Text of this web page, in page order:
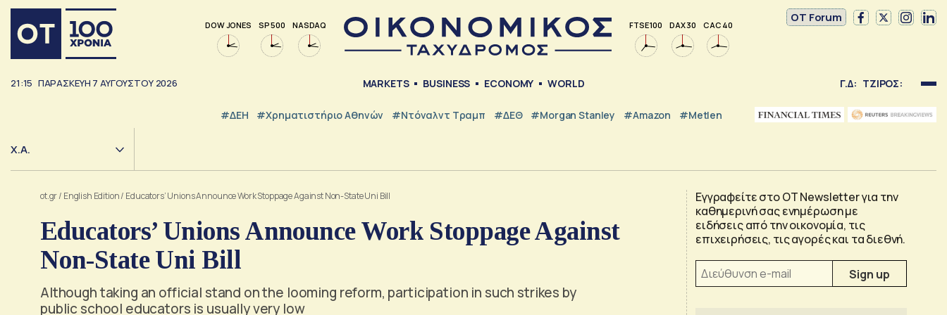
DOW JONES SP 500 NASDAQ FTSE 100 DAX 30 CAC 40
OT Forum
21:16 ΠΑΡΑΣΚΕΥΉ 7 ΑΥΓΟΎΣΤΟΥ 2026 MARKETS BUSINESS ECONOMY WORLD Γ.Δ: ΤΖΙΡΟΣ:
#ΔΕΗ #Χρηματιστήριο Αθηνών #Ντόναλντ Τραμπ #ΔΕΘ #Morgan Stanley #Amazon #Metlen
Χ.Α.
ot.gr/ English Edition/ Educators’ Unions Announce Work Stoppage Against Non-State Uni Bill
Educators’ Unions Announce Work Stoppage Against
Non-State Uni Bill
Although taking an official stand on the looming reform, participation in such strikes by
public school educators is usually very low
Εγγραφείτε στο OT Newsletter για την
καθημερινή σας ενημέρωση με
ειδήσεις από την οικονομία, τις
επιχειρήσεις, τις αγορές και τα διεθνή.